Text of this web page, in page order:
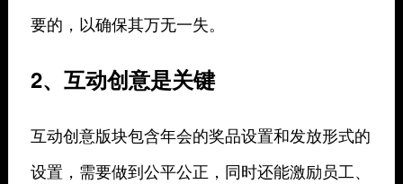
要的，以确保其万无一失。
2、互动创意是关键
互动创意版块包含年会的奖品设置和发放形式的
设置，需要做到公平公正，同时还能激励员工、